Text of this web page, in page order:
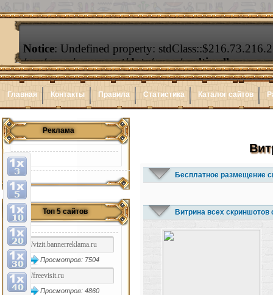
Главная Контакты Правила Статистика Каталог сайтов
Реклама
Топ 5 сайтов
Просмотров: 7504
Просмотров: 4860
Бесплатное размещение
Витрина всех скриншотов